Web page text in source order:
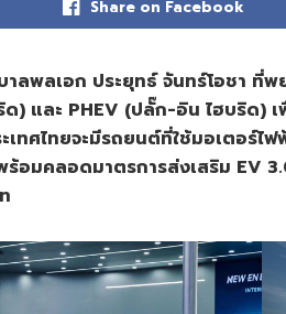
Share on Facebook
าลพลเอก ประยุทธ์จันทร์โอชา ที่พ
ด) และ PHEV (ปลั๊ก-อิน ไฮบริด)
เทศไทยจะมีรถยนต์ที่ใช้มอเตอร์ไ
ร้อมคลอดมาตรการส่งเสริม EV